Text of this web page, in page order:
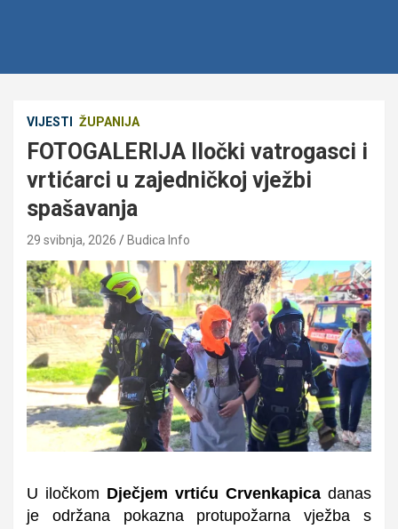
VIJESTI ŽUPANIJA
FOTOGALERIJA Iločki vatrogasci i
vrtićarci u zajedničkoj vježbi
spašavanja
29 svibnja, 2026 Budica Info
U iločkom Dječjem vrtiću Crvenkapica danas
je održana pokazna protupožarna vježba s